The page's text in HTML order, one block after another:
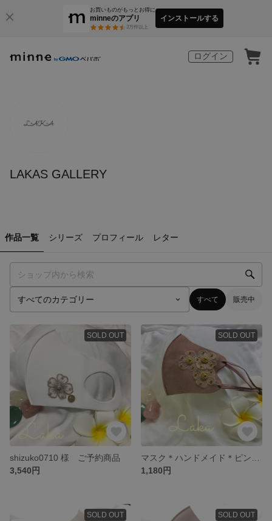
お買いものがもっとお得に
minneのアプリ
3万件以上
インストールする
ログイン
LAKAS GALLERY
作品一覧 シリーズ プロフィール レター
すべて 販売中
SOLD OUT
shizuko0710 様 ご予約商品
3,540円
SOLD OUT
1,180円
SOLD OUT SOLD OUT